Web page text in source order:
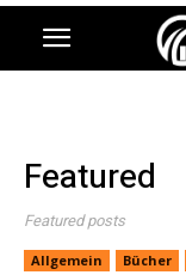
Featured
Featured posts
Allgemein Bücher